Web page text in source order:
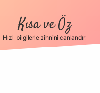
Kısa ve Öz
Hızlı bilgilerle zihnini canlandır!